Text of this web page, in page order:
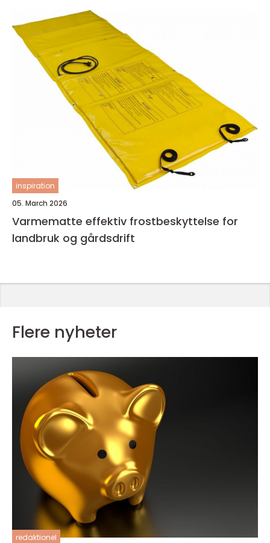
inspiration
05. March 2026
Varmematte effektiv frostbeskyttelse for
landbruk og gårdsdrift
Flere nyheter
redaktionel